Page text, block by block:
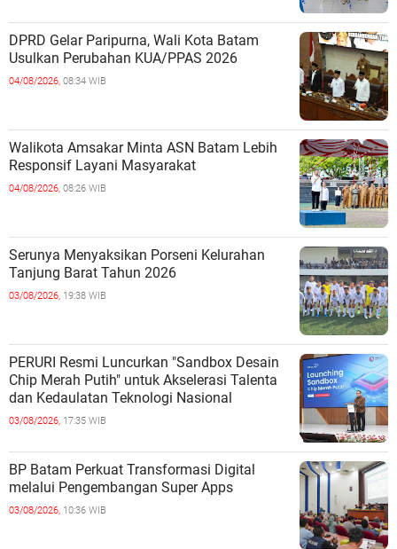
DPRD Gelar Paripurna, Wali Kota Batam
Usulkan Perubahan KUA/PPAS 2026
04/08/2026, 08:34 WIB
Walikota Amsakar Minta ASN Batam Lebih
Responsif Layani Masyarakat
04/08/2026, 08:26 WIB
Serunya Menyaksikan Porseni Kelurahan
Tanjung Barat Tahun 2026
03/08/2026, 19:38 WIB
PERURI Resmi Luncurkan "Sandbox Desain
Chip Merah Putih" untuk Akselerasi Talenta
dan Kedaulatan Teknologi Nasional
03/08/2026, 17:35 WIB
BP Batam Perkuat Transformasi Digital
melalui Pengembangan Super Apps
03/08/2026, 10:36 WIB